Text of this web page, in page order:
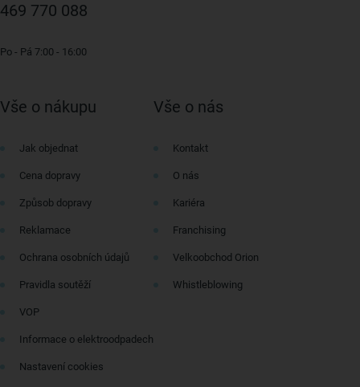
469 770 088
Po - Pá 7:00 - 16:00
Vše o nákupu
Jak objednat
Cena dopravy
Způsob dopravy
Reklamace
Ochrana osobních údajů
Pravidla soutěží
VOP
Informace o elektroodpadech
Nastavení cookies
Vše o nás
Kontakt
O nás
Kariéra
Franchising
Velkoobchod Orion
Whistleblowing